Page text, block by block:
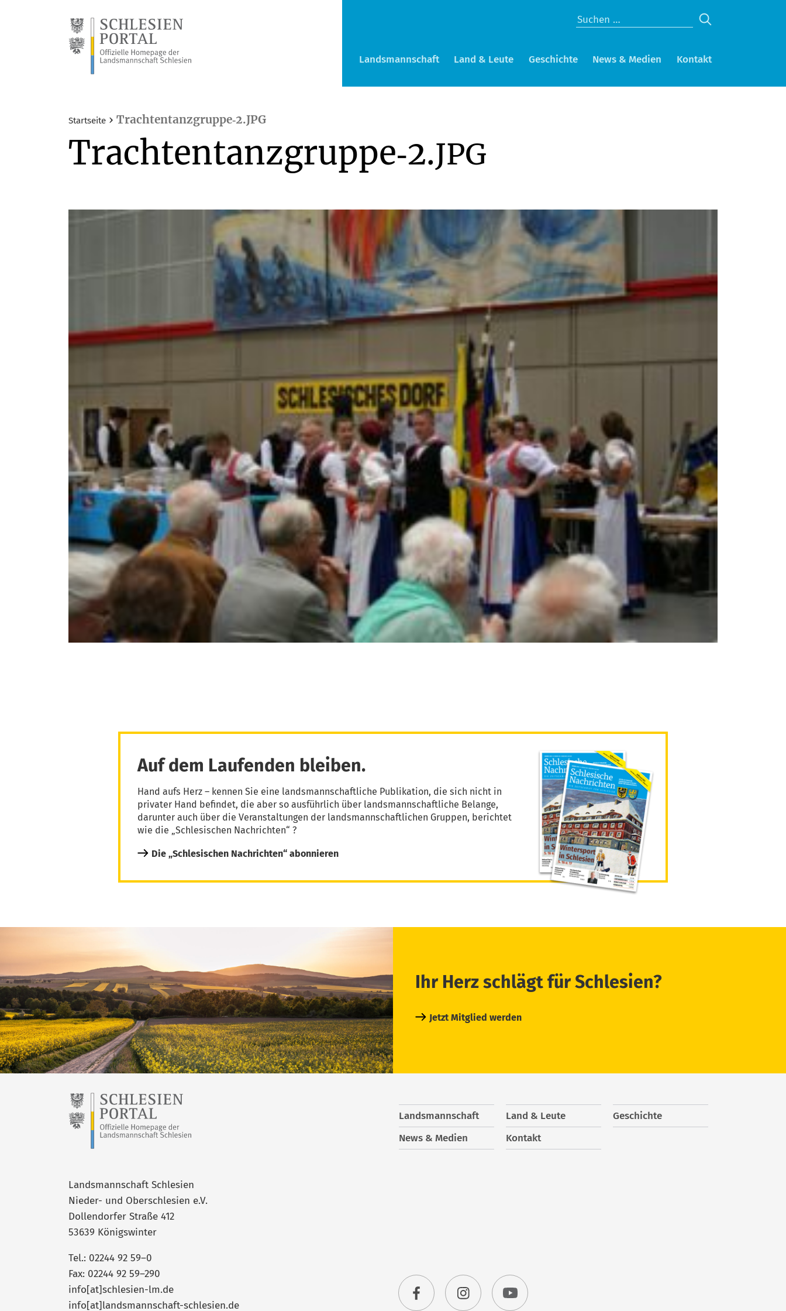
Landsmannschaft Land & Leute Geschichte News & Medien Kontakt
Startseite › Trachtentanzgruppe‑2.JPG
Trachtentanzgruppe‑2.JPG
Auf dem Laufenden bleiben.
Hand aufs Herz – kennen Sie eine landsmannschaftliche Publikation, die sich nicht in
privater Hand befindet, die aber so ausführlich über landsmannschaftliche Belange,
darunter auch über die Veranstaltungen der landsmannschaftlichen Gruppen, berichtet
wie die „Schlesischen Nachrichten“ ?
Die „Schlesischen Nachrichten“ abonnieren
Ihr Herz schlägt für Schlesien?
Jetzt Mitglied werden
Landsmannschaft Schlesien
Nieder- und Oberschlesien e.V.
Dollendorfer Straße 412
53639 Königswinter
Tel.: 02244 92 59–0
Fax: 02244 92 59–290
info[at]schlesien-lm.de
info[at]landsmannschaft-schlesien.de
Landsmannschaft Land & Leute
Geschichte
News & Medien
Kontakt